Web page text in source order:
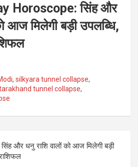
Horoscope: सिंह और
आज मिलेगी बड़ी उपलब्धि,
, silkyara tunnel collapse,
tunnel collapse,
और धनु राशि वालों को आज मिलेगी बड़ी